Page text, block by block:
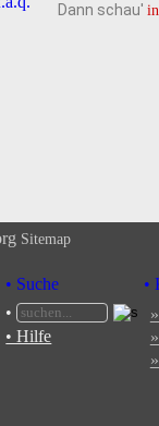
Dann schau'
Sitemap
• Suche
•
• Hilfe
•